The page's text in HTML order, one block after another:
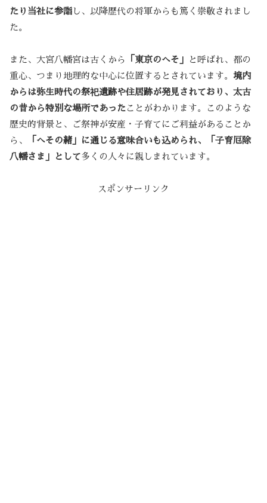
たり当社に参詣 し、以降歴代の将軍からも篤く崇敬されまし
た。
また、大宮八幡宮は古くから 「東京のへそ」
と呼ばれ、都の
重心、つまり地理的な中心に位置するとされています。 境内
からは弥生時代の祭祀遺跡や住居跡が発見されており、太古
の昔から特別な場所であった ことがわかります。このような
歴史的背景と、ご祭神が安産・子育てにご利益があることか
ら、
「へその緒」に通じる意味合いも込められ、「子育厄除
八幡さま」として多くの人々に親しまれています。
スポンサーリンク